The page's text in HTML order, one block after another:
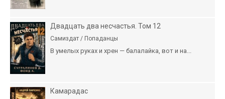
Двадцать два несчастья. Том 12
Самиздат / Попаданцы
В умелых руках и хрен — балалайка, вот и на...
Камарадас